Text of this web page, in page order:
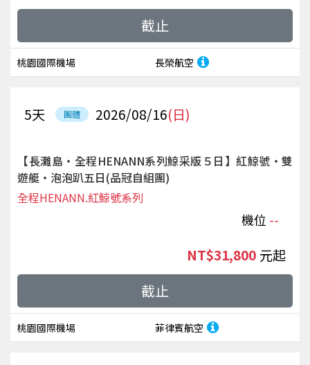
桃園國際機場 長榮航空
截止
團體 2026/08/16(日)
5天
【長灘島‧全程HENANN系列鯨采版５日】紅鯨號‧雙
遊艇‧泡泡趴五日(品冠自組團)
機位 --
全程HENANN.紅鯨號系列
桃園國際機場 菲律賓航空
NT$31,800 起
截止